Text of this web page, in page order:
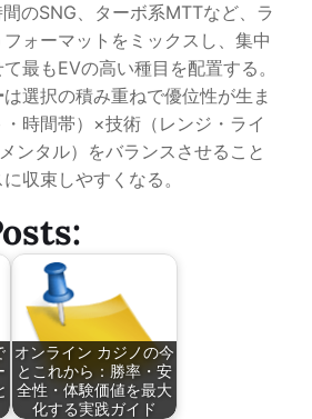
のSNG、ターボ系MTTなど、ラ
ォーマットをミックスし、集中
最もEVの高い種目を配置する。
は選択の積み重ねで優位性が生ま
時間帯）×技術（レンジ・ライ
ンタル）をバランスさせること
収束しやすくなる。
オンライン カジノの今
とこれから：勝率・安
全性・体験価値を最大
化する実践ガイド